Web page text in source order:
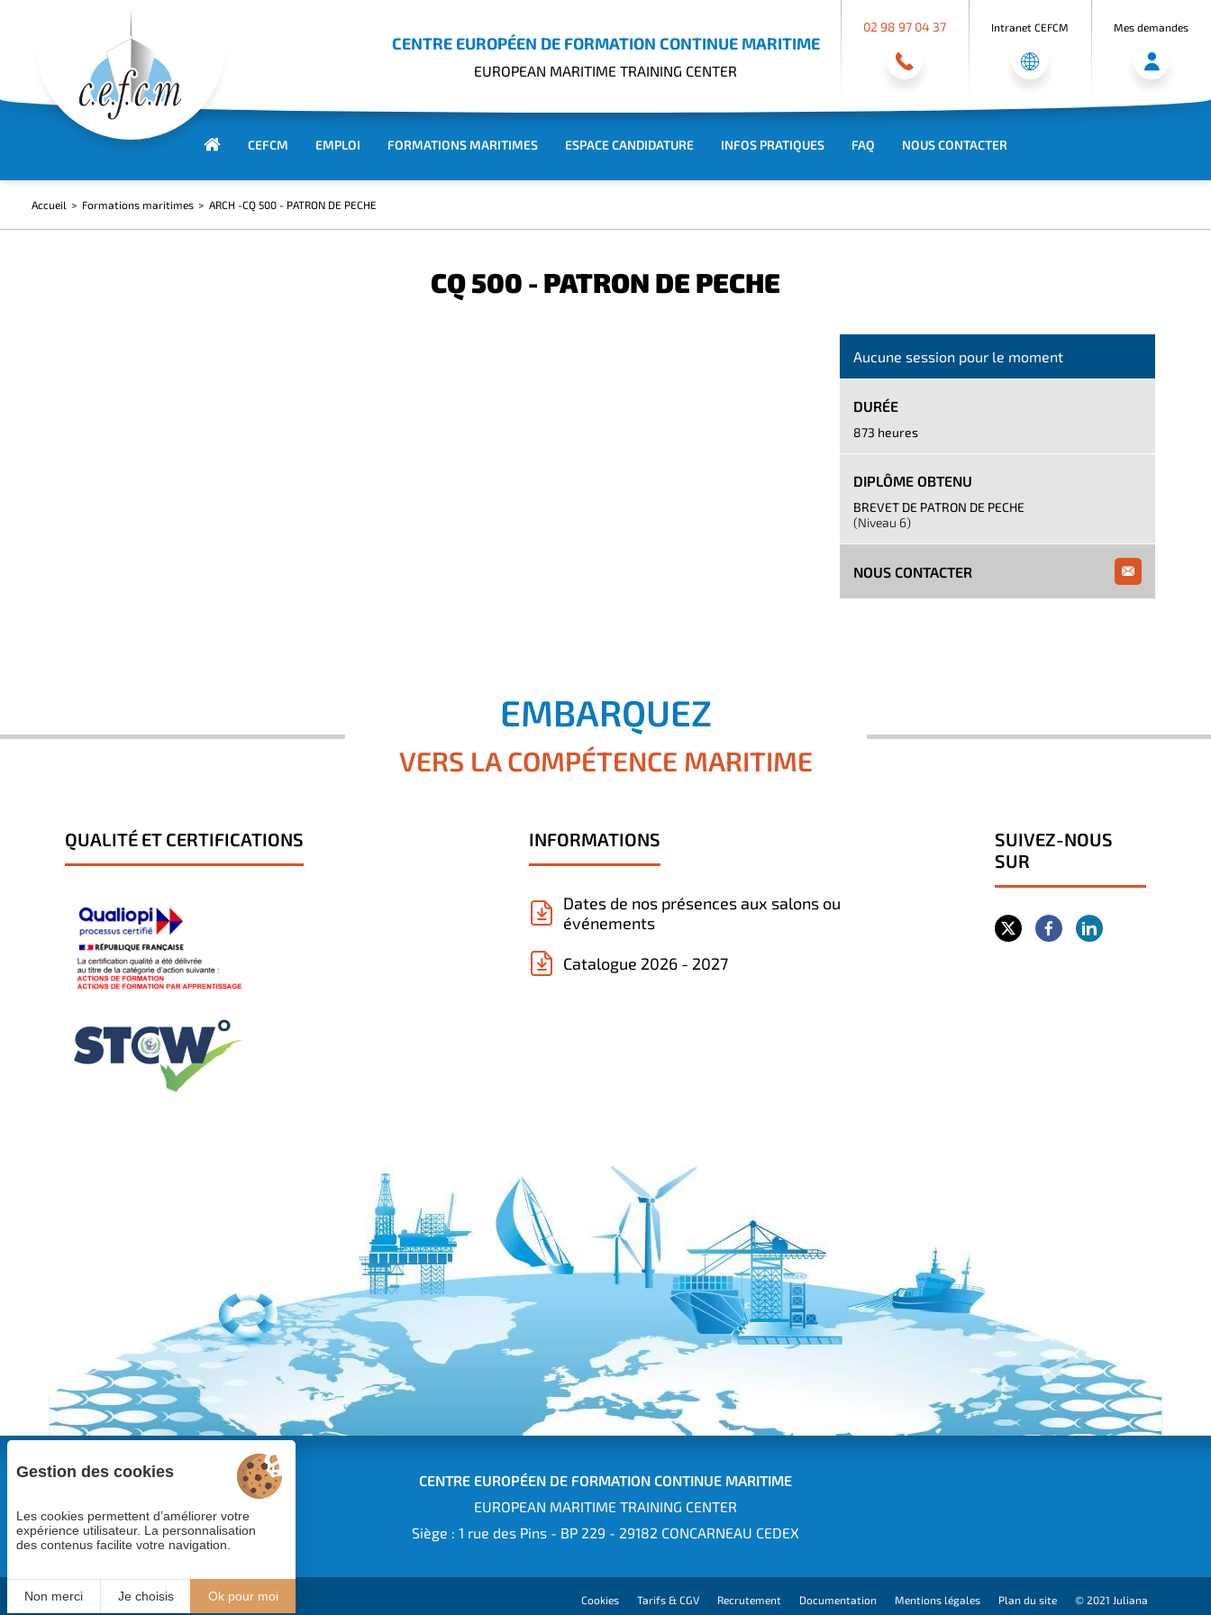
CENTRE EUROPÉEN DE FORMATION CONTINUE MARITIME
EUROPEAN MARITIME TRAINING CENTER
02 98 97 04 37 Intranet CEFCM Mes demandes
CEFCM EMPLOI FORMATIONS MARITIMES ESPACE CANDIDATURE INFOS PRATIQUES FAQ NOUS CONTACTER
Accueil Formations maritimes ARCH -CQ 500 - PATRON DE PECHE
CQ 500 - PATRON DE PECHE
Aucune session pour le moment
DURÉE
873 heures
DIPLÔME OBTENU
BREVET DE PATRON DE PECHE
(Niveau 6)
NOUS CONTACTER
EMBARQUEZ
VERS LA COMPÉTENCE MARITIME
QUALITÉ ET CERTIFICATIONS INFORMATIONS
Dates de nos présences aux salons ou
événements
Catalogue 2026 - 2027
SUIVEZ-NOUS
SUR
CENTRE EUROPÉEN DE FORMATION CONTINUE MARITIME
EUROPEAN MARITIME TRAINING CENTER
Siège : 1 rue des Pins - BP 229 - 29182 CONCARNEAU CEDEX
Cookies Tarifs & CGV Recrutement Documentation Mentions légales Plan du site © 2021 Juliana
Gestion des cookies
Les cookies permettent d’améliorer votre
expérience utilisateur. La personnalisation
des contenus facilite votre navigation.
Non merci Je choisis Ok pour moi